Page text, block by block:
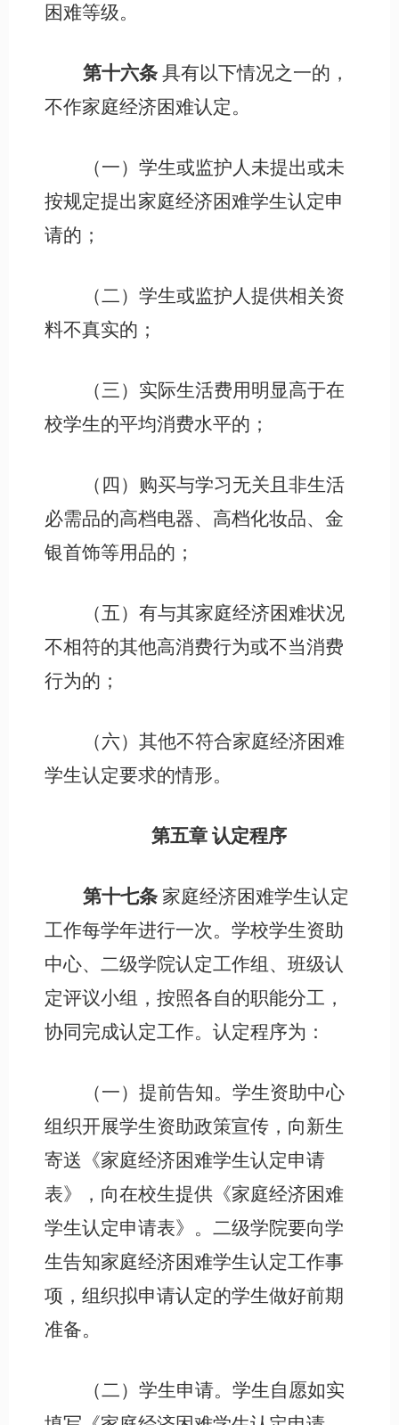
困难等级。
第十六条 具有以下情况之一的，
不作家庭经济困难认定。
（一）学生或监护人未提出或未
按规定提出家庭经济困难学生认定申
请的；
（二）学生或监护人提供相关资
料不真实的；
（三）实际生活费用明显高于在
校学生的平均消费水平的；
（四）购买与学习无关且非生活
必需品的高档电器、高档化妆品、金
银首饰等用品的；
（五）有与其家庭经济困难状况
不相符的其他高消费行为或不当消费
行为的；
（六）其他不符合家庭经济困难
学生认定要求的情形。
第五章 认定程序
第十七条 家庭经济困难学生认定
工作每学年进行一次。学校学生资助
中心、二级学院认定工作组、班级认
定评议小组，按照各自的职能分工，
协同完成认定工作。认定程序为：
（一）提前告知。学生资助中心
组织开展学生资助政策宣传，向新生
寄送《家庭经济困难学生认定申请
表》，向在校生提供《家庭经济困难
学生认定申请表》。二级学院要向学
生告知家庭经济困难学生认定工作事
项，组织拟申请认定的学生做好前期
准备。
（二）学生申请。学生自愿如实